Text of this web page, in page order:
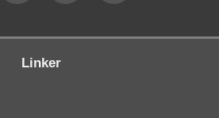
Linker